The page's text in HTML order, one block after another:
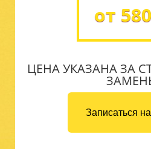
от
ЦЕНА УКАЗАНА ЗА
Записаться